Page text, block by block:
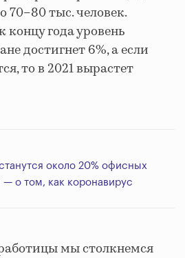
70–80 тыс. человек.
концу года уровень
достигнет 6%, а если
то в 2021 вырастет
около 20% офисных
о том, как коронавирус
мы столкнемся